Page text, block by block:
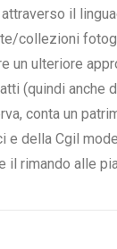
il
collezioni
un ulteriore
(quindi anche
conta un
e della Cgil
il rimando alle